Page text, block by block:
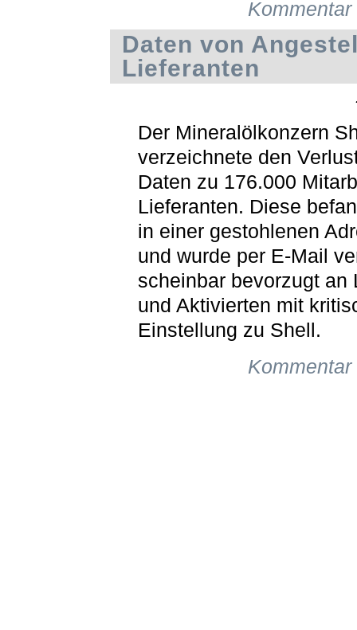
Daten von
Lieferanten
Der Mineralölkonzern
verzeichnete den
Daten zu 176.000
Lieferanten. Diese
in einer gestohlenen
und wurde per E-Mail
scheinbar bevorzugt an
und Aktivierten mit
Einstellung zu Shell.